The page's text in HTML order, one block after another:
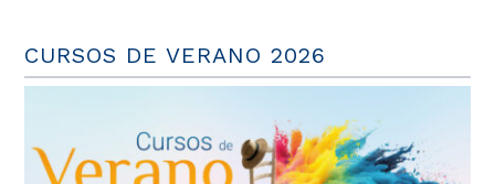
CURSOS DE VERANO 2026